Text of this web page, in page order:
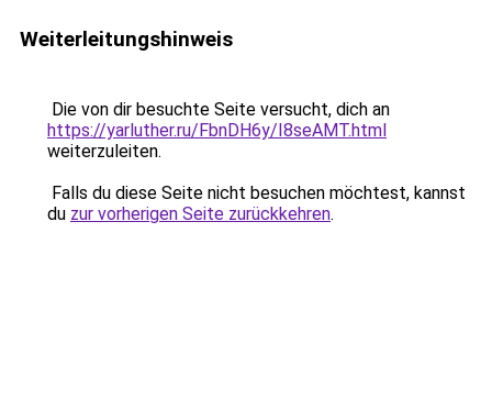
Weiterleitungshinweis
Die von dir besuchte Seite versucht, dich an
https://yarluther.ru/FbnDH6y/I8seAMT.html
weiterzuleiten.
Falls du diese Seite nicht besuchen möchtest, kannst
du zur vorherigen Seite zurückkehren.